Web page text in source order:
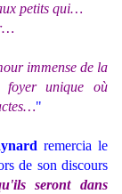
petits qui…
immense de la
unique où
"
remercia le
de son discours
seront dans